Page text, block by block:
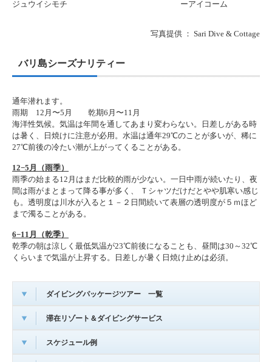
ジュウイシモチ
ーアイコーム
写真提供 ： Sari Dive & Cottage
バリ島シーズナリティー
通年潜れます。
雨期 12月〜5月 乾期6月〜11月
海洋性気候。気温は年間を通してあまり変わらない。日差しがある時
は暑く、日焼けに注意が必用。水温は通年29℃のことが多いが、稀に
27℃前後の冷たい潮が上がってくることがある。
12−5月（雨季）
雨季の始まる12月はまだ比較的雨が少ない。一日中雨が続いたり、夜
間は雨がまとまって降る事が多く、 Ｔシャツだけだとやや肌寒い感じ
も。透明度は川水が入ると１－２日間続いて表層の透明度が５ｍほど
まで濁ることがある。
6−11月（乾季）
乾季の朝は涼しく最低気温が23℃前後になることも、昼間は30～32℃
くらいまで気温が上昇する。日差しが暑く日焼け止めは必須。
ダイビングパッケージツアー 一覧
滞在リゾート＆ダイビングサービス
スケジュール例